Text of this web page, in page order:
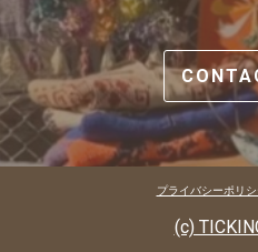
プライバシーポリシ
(c)